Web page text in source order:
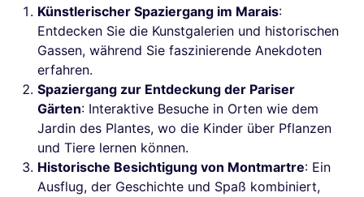
Künstlerischer Spaziergang im Marais:
Entdecken Sie die Kunstgalerien und historischen
Gassen, während Sie faszinierende Anekdoten
erfahren.
Spaziergang zur Entdeckung der Pariser
Gärten: Interaktive Besuche in Orten wie dem
Jardin des Plantes, wo die Kinder über Pflanzen
und Tiere lernen können.
Historische Besichtigung von Montmartre: Ein
Ausflug, der Geschichte und Spaß kombiniert,